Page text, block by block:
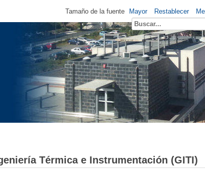
Tamaño de la fuente Mayor Restablecer
Térmica e Instrumentación (GITI)